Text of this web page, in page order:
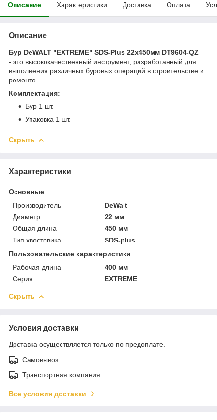
Описание Характеристики Доставка Оплата
Описание
Бур DeWALT "EXTREME" SDS-Plus 22х450мм DT9604-QZ
- это высококачественный инструмент, разработанный для
выполнения различных буровых операций в строительстве и
ремонте.
Комплектация:
Бур 1 шт.
Упаковка 1 шт.
Скрыть
Характеристики
Основные
Производитель
DeWalt
Диаметр
22 мм
Общая длина
450 мм
Тип хвостовика
SDS-plus
Пользовательские характеристики
Рабочая длина
400 мм
Серия
EXTREME
Скрыть
Условия доставки
Доставка осуществляется только по предоплате.
Самовывоз
Транспортная компания
Все условия доставки